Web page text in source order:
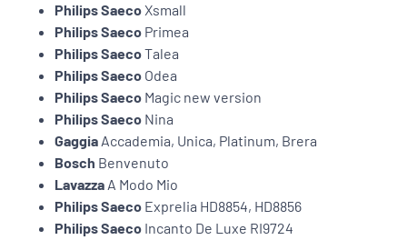
Philips SaecoXsmall
Philips Saeco Primea
Philips SaecoTalea
Philips Saeco Odea
Philips Saeco Magic new version
Philips Saeco Nina
Gaggia Accademia, Unica, Platinum, Brera
Bosch Benvenuto
Lavazza A Modo Mio
Philips Saeco Exprelia HD8854, HD8856
Philips Saeco Incanto De Luxe RI9724